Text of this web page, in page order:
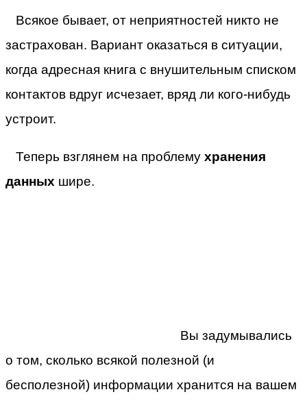
Всякое бывает, от неприятностей никто не
застрахован. Вариант оказаться в ситуации,
когда адресная книга с внушительным списком
контактов вдруг исчезает, вряд ли кого-нибудь
устроит.
Теперь взглянем на проблему хранения
данных шире.
Вы задумывались
о том, сколько всякой полезной (и
бесполезной) информации хранится на вашем